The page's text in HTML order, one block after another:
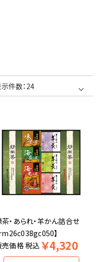
・あられ・羊かん詰合せ
rm26c038gc050】
売価格税込 ￥4,320